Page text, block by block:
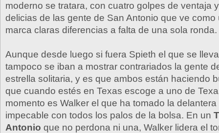
moderno se tratara, con cuatro golpes de ventaja
delicias de las gente de San Antonio que ve
marca claras diferencias a falta de una sola ronda.
Aunque desde luego si fuera Spieth el que se
tampoco se iban a mostrar contrariados la gente
estrella solitaria, y es que ambos están haciendo
que cuando estés en Texas escoge a uno de
momento es Walker el que ha tomado la
impecable con todos los palos de la bolsa. En un
Antonio que no perdona ni una, Walker lidera el